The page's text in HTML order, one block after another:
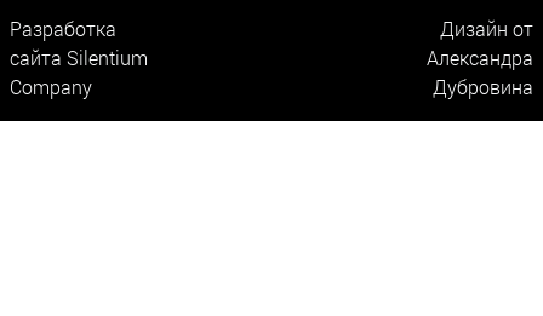
Разработка
сайта Silentium
Company
Дизайн от
Александра
Дубровина